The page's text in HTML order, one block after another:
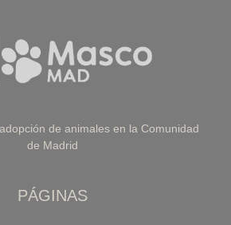
de animales en la Comunidad
de Madrid
PÁGINAS